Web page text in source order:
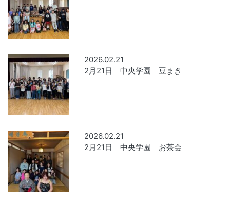
2026.02.21
2月21日 中央学園 豆まき
2026.02.21
2月21日 中央学園 お茶会